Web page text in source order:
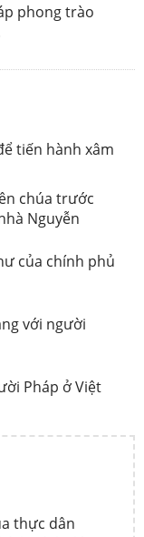
phong trào
tiến hành xâm
chúa trước
Nguyễn
của chính phủ
với người
Pháp ở Việt
thực dân